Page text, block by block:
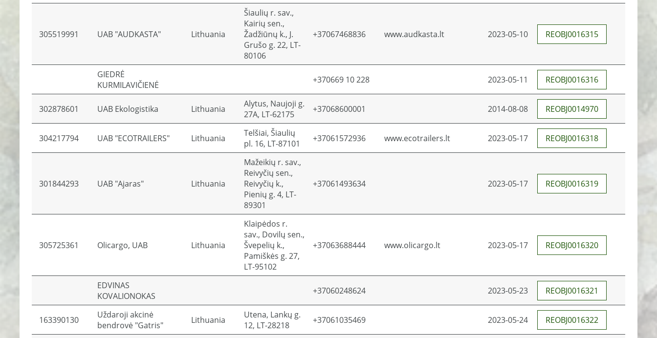
305519991 UAB "AUDKASTA" Lithuania
Šiaulių r. sav.,
Kairių sen.,
Žadžiūnų k., J.
Grušo g. 22, LT-
80106
+37067468836 www.audkasta.lt 2023-05-10 REOBJ0016315
GIEDRĖ
KURMILAVIČIENĖ
+370669 10 228 2023-05-11 REOBJ0016316
302878601 UAB Ekologistika Lithuania
Alytus, Naujoji g.
27A, LT-62175
+37068600001 2014-08-08 REOBJ0014970
304217794 UAB "ECOTRAILERS" Lithuania
Telšiai, Šiaulių
pl. 16, LT-87101
+37061572936 www.ecotrailers.lt 2023-05-17 REOBJ0016318
301844293 UAB "Ajaras" Lithuania
Mažeikių r. sav.,
Reivyčių sen.,
Reivyčių k.,
Pienių g. 4, LT-
89301
+37061493634 2023-05-17 REOBJ0016319
305725361 Olicargo, UAB Lithuania
Klaipėdos r.
sav., Dovilų sen.,
Švepelių k.,
Pamiškės g. 27,
LT-95102
+37063688444 www.olicargo.lt 2023-05-17 REOBJ0016320
EDVINAS
KOVALIONOKAS
+37060248624 2023-05-23 REOBJ0016321
163390130
Uždaroji akcinė
bendrovė "Gatris"
Lithuania
Utena, Lankų g.
12, LT-28218
+37061035469 2023-05-24 REOBJ0016322